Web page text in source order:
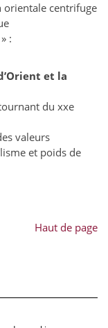
orientale centrifuge
:
et la
du xxe
valeurs
et poids de
Haut de page